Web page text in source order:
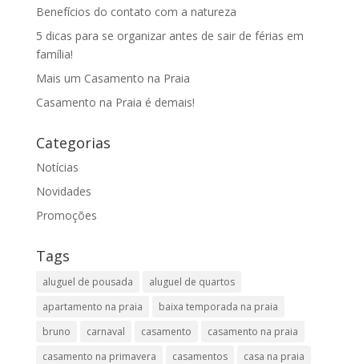
Benefícios do contato com a natureza
5 dicas para se organizar antes de sair de férias em
família!
Mais um Casamento na Praia
Casamento na Praia é demais!
Categorias
Notícias
Novidades
Promoções
Tags
aluguel de pousada
aluguel de quartos
apartamento na praia
baixa temporada na praia
bruno
carnaval casamento
casamento na praia
casamento na primavera
casamentos
casa na praia